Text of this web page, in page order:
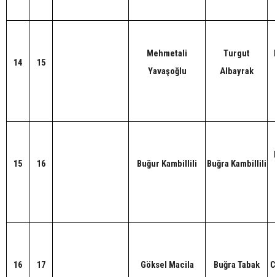
14 15
Mehmetali
Yavaşoğlu
Turgut
Albayrak
15 16 Buğur Kambillili Buğra Kambillili
16 17 Göksel Macila Buğra Tabak